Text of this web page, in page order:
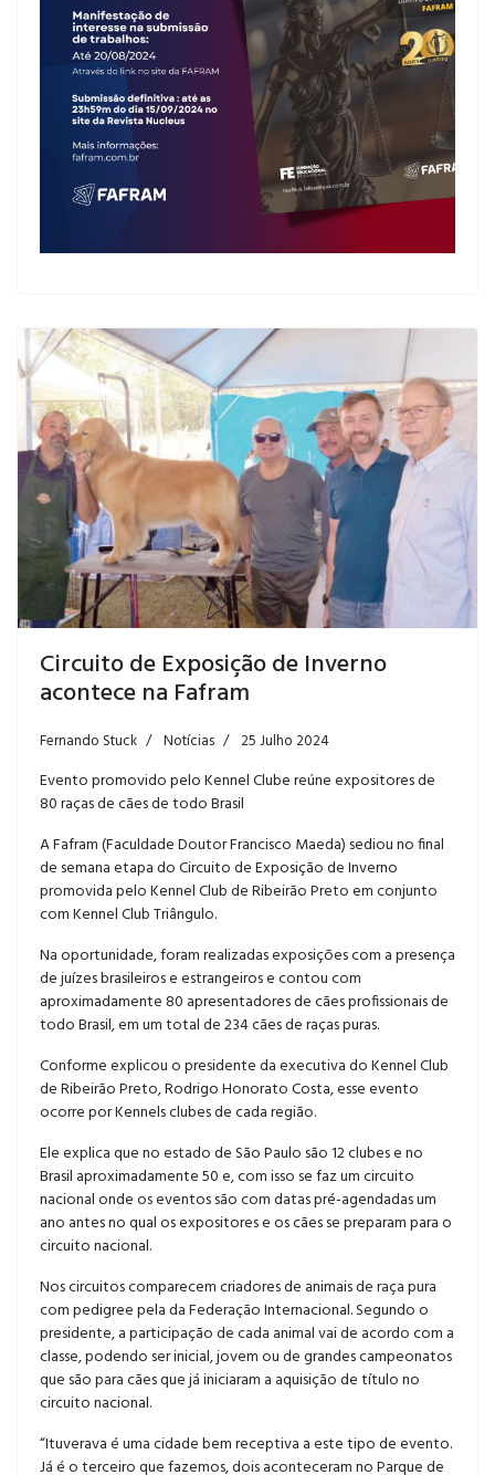
Circuito de Exposição de Inverno
acontece na Fafram
Fernando Stuck Notícias 25 Julho 2024
Evento promovido pelo Kennel Clube reúne expositores de
80 raças de cães de todo Brasil
A Fafram (Faculdade Doutor Francisco Maeda) sediou no final
de semana etapa do Circuito de Exposição de Inverno
promovida pelo Kennel Club de Ribeirão Preto em conjunto
com Kennel Club Triângulo.
Na oportunidade, foram realizadas exposições com a presença
de juízes brasileiros e estrangeiros e contou com
aproximadamente 80 apresentadores de cães profissionais de
todo Brasil, em um total de 234 cães de raças puras.
Conforme explicou o presidente da executiva do Kennel Club
de Ribeirão Preto, Rodrigo Honorato Costa, esse evento
ocorre por Kennels clubes de cada região.
Ele explica que no estado de São Paulo são 12 clubes e no
Brasil aproximadamente 50 e, com isso se faz um circuito
nacional onde os eventos são com datas pré-agendadas um
ano antes no qual os expositores e os cães se preparam para o
circuito nacional.
Nos circuitos comparecem criadores de animais de raça pura
com pedigree pela da Federação Internacional. Segundo o
presidente, a participação de cada animal vai de acordo com a
classe, podendo ser inicial, jovem ou de grandes campeonatos
que são para cães que já iniciaram a aquisição de título no
circuito nacional.
“Ituverava é uma cidade bem receptiva a este tipo de evento.
Já é o terceiro que fazemos, dois aconteceram no Parque de